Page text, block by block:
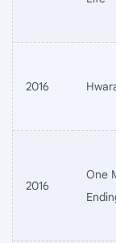
2016
2016
One